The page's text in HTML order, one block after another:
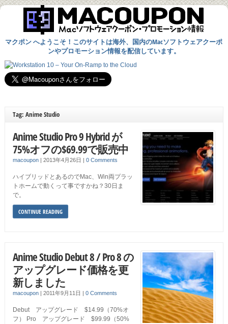
マクポン へようこそ！このサイトは海外、国内のMacソフトウェアクーポ
ンやプロモーション情報を配信しています。
Tag: Anime Studio
Anime Studio Pro 9 Hybrid が
75%オフの$69.99で販売中
macoupon| 2013年4月26日 | 0 Comments
ハイブリッドとあるのでMac、Win両プラッ
トホームで動くって事ですかね？30日ま
で。
CONTINUE READING
Anime Studio Debut 8 / Pro 8 の
アップグレード価格を更
新しました
macoupon| 2011年9月11日 | 0 Comments
Debut アップグレード $14.99（70%オ
フ） Pro アップグレード $99.99（50%